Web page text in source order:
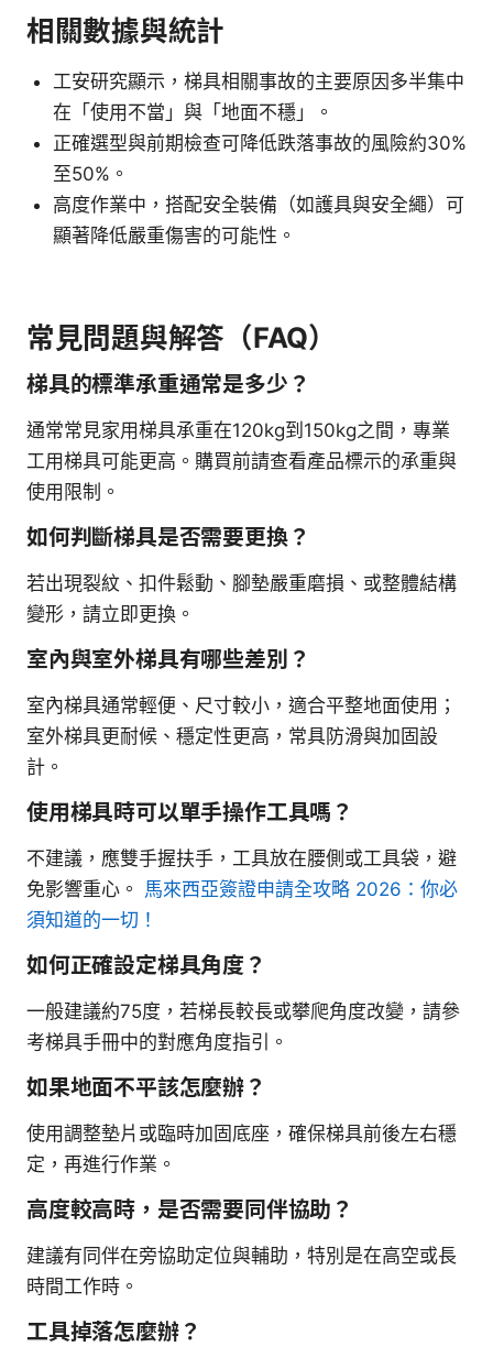
相關數據與統計
工安研究顯示，梯具相關事故的主要原因多半集中
在「使用不當」與「地面不穩」。
正確選型與前期檢查可降低跌落事故的風險約30%
至50%。
高度作業中，搭配安全裝備（如護具與安全繩）可
顯著降低嚴重傷害的可能性。
常見問題與解答（FAQ）
梯具的標準承重通常是多少？
通常常見家用梯具承重在120kg到150kg之間，專業
工用梯具可能更高。購買前請查看產品標示的承重與
使用限制。
如何判斷梯具是否需要更換？
若出現裂紋、扣件鬆動、腳墊嚴重磨損、或整體結構
變形，請立即更換。
室內與室外梯具有哪些差別？
室內梯具通常輕便、尺寸較小，適合平整地面使用；
室外梯具更耐候、穩定性更高，常具防滑與加固設
計。
使用梯具時可以單手操作工具嗎？
不建議，應雙手握扶手，工具放在腰側或工具袋，避
免影響重心。 馬來西亞簽證申請全攻略 2026：你必
須知道的一切！
如何正確設定梯具角度？
一般建議約75度，若梯長較長或攀爬角度改變，請參
考梯具手冊中的對應角度指引。
如果地面不平該怎麼辦？
使用調整墊片或臨時加固底座，確保梯具前後左右穩
定，再進行作業。
高度較高時，是否需要同伴協助？
建議有同伴在旁協助定位與輔助，特別是在高空或長
時間工作時。
工具掉落怎麼辦？